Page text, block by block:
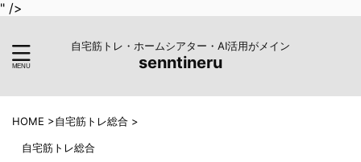
" />
自宅筋トレ・ホームシアター・AI活用がメイン
senntineru
HOME >自宅筋トレ総合 >
自宅筋トレ総合